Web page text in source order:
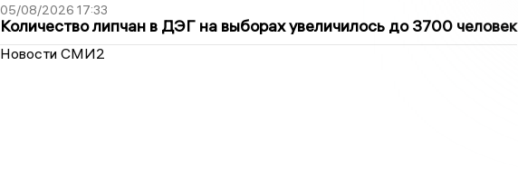
05/08/2026 17:33
Количество липчан в ДЭГ на выборах увеличилось до 3700 человек
Новости СМИ2